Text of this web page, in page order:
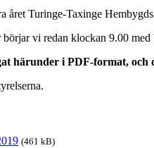
året Turinge-Taxinge
vi redan klockan 9.00 med
härunder i PDF-format, och
(461 kB)